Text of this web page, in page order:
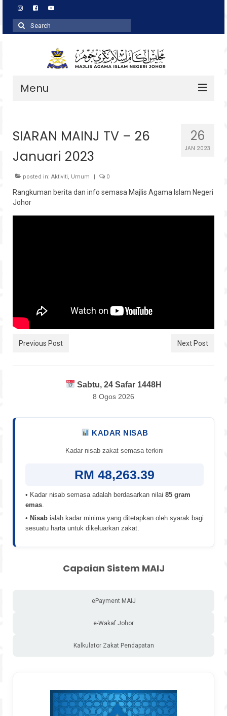
Search
for:
Menu
Zakat
Agihan
Wakaf
Baitulmal
26
JAN 2023
SIARAN MAINJ TV – 26
Januari 2023
posted in: Aktiviti, Umum | 0
Rangkuman berita dan info semasa Majlis Agama Islam Negeri
Johor
Previous Post Next Post
Sabtu, 24 Safar 1448H
8 Ogos 2026
KADAR NISAB
Kadar nisab zakat semasa terkini
RM 48,263.39
• Kadar nisab semasa adalah berdasarkan nilai 85 gram
emas
• Nisab ialah kadar minima yang ditetapkan oleh syarak bagi
sesuatu harta untuk dikeluarkan zakat.
Capaian Sistem MAIJ
ePayment MAIJ
e-Wakaf Johor
Kalkulator Zakat Pendapatan